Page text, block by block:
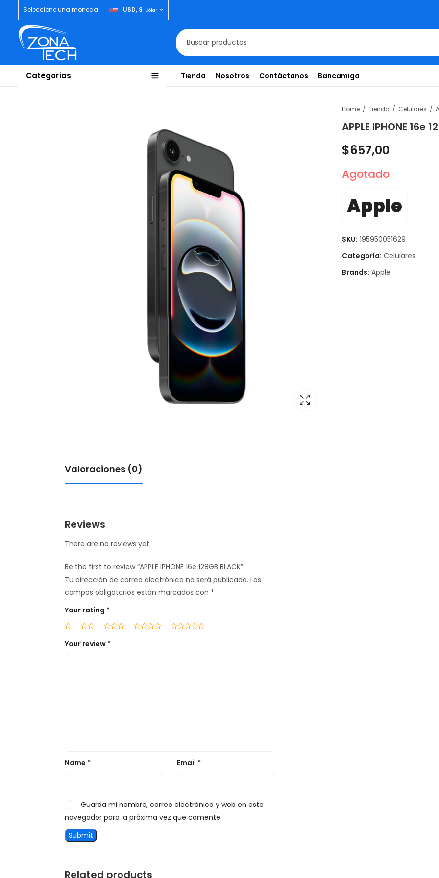
Seleccione una moneda USD, $ Dólar
Categorías Tienda Nosotros Contáctanos Bancamiga
Home Tienda Celulares
APPLE IPHONE 16e
$657,00
Agotado
Apple
SKU: 195950051629
Categoría: Celulares
Brands: Apple
Valoraciones (0)
Reviews
There are no reviews yet.
Be the first to review “APPLE IPHONE 16e 128GB BLACK”
Tu dirección de correo electrónico no será publicada. Los
campos obligatorios están marcados con *
Your rating *
Your review *
Name * Email *
Guarda mi nombre, correo electrónico y web en este
navegador para la próxima vez que comente.
Related products